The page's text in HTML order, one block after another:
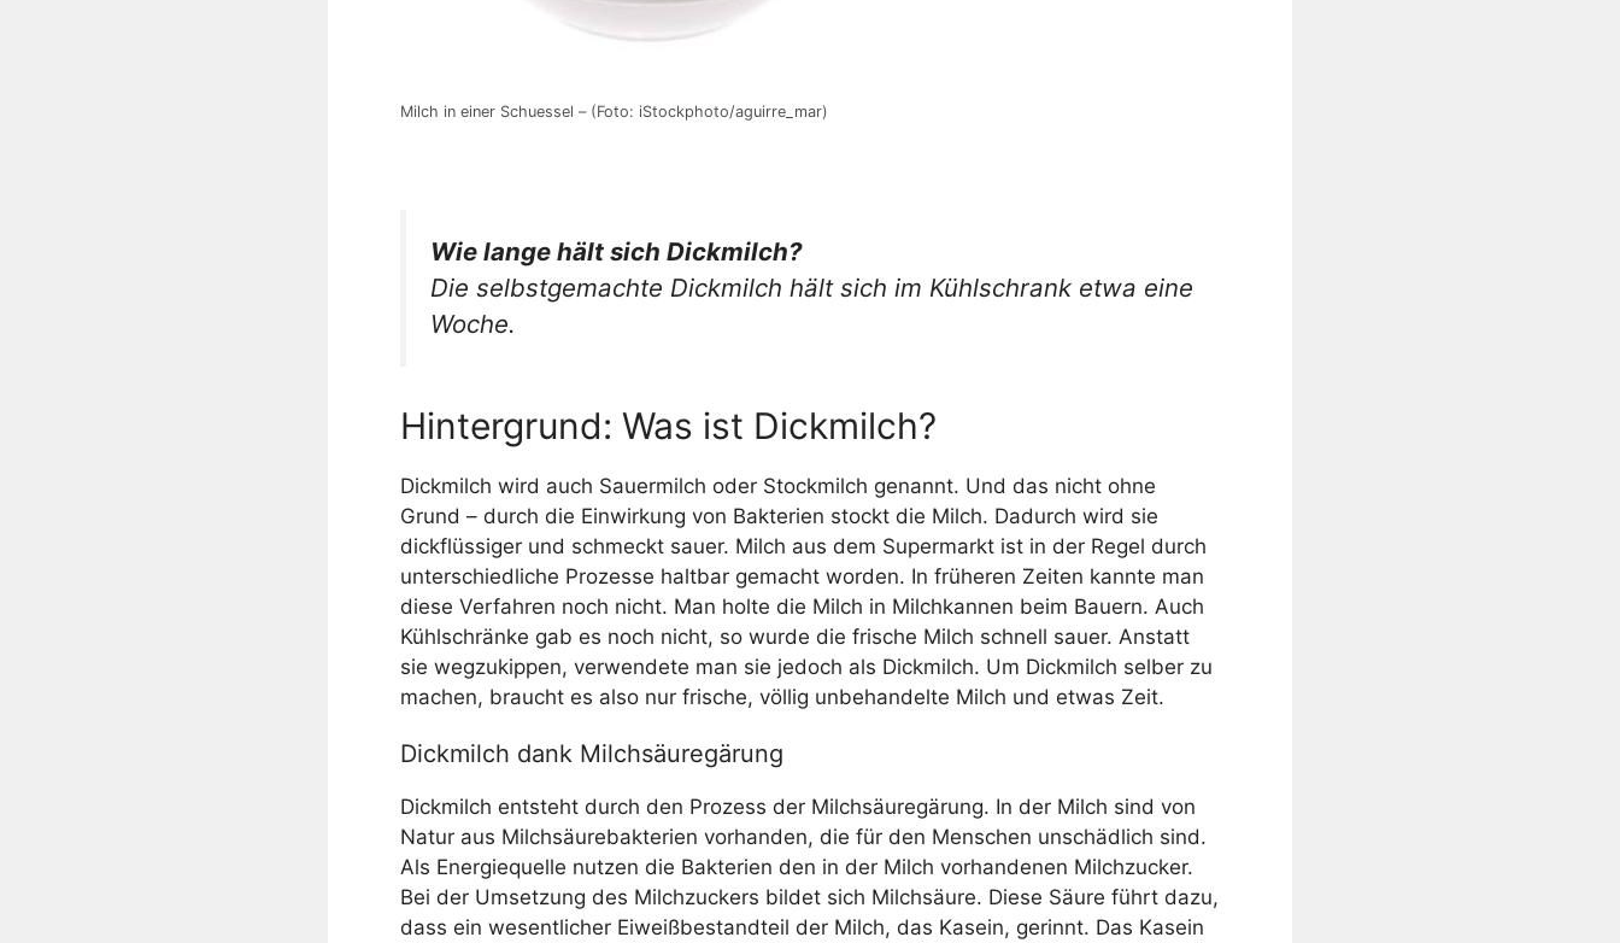
Milch in einer Schuessel – (Foto: iStockphoto/aguirre_mar)
Wie lange hält sich Dickmilch?
Die selbstgemachte Dickmilch hält sich im Kühlschrank etwa eine
Woche.
Hintergrund: Was ist Dickmilch?
Dickmilch wird auch Sauermilch oder Stockmilch genannt. Und das nicht ohne
Grund – durch die Einwirkung von Bakterien stockt die Milch. Dadurch wird sie
dickflüssiger und schmeckt sauer. Milch aus dem Supermarkt ist in der Regel durch
unterschiedliche Prozesse haltbar gemacht worden. In früheren Zeiten kannte man
diese Verfahren noch nicht. Man holte die Milch in Milchkannen beim Bauern. Auch
Kühlschränke gab es noch nicht, so wurde die frische Milch schnell sauer. Anstatt
sie wegzukippen, verwendete man sie jedoch als Dickmilch. Um Dickmilch selber zu
machen, braucht es also nur frische, völlig unbehandelte Milch und etwas Zeit.
Dickmilch dank Milchsäuregärung
Dickmilch entsteht durch den Prozess der Milchsäuregärung. In der Milch sind von
Natur aus Milchsäurebakterien vorhanden, die für den Menschen unschädlich sind.
Als Energiequelle nutzen die Bakterien den in der Milch vorhandenen Milchzucker.
Bei der Umsetzung des Milchzuckers bildet sich Milchsäure. Diese Säure führt dazu,
dass ein wesentlicher Eiweißbestandteil der Milch, das Kasein, gerinnt. Das Kasein